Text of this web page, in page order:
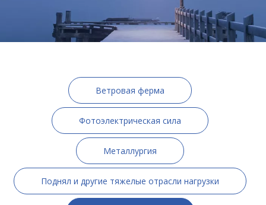
Ветровая ферма
Фотоэлектрическая сила
Металлургия
Поднял и другие тяжелые отрасли нагрузки